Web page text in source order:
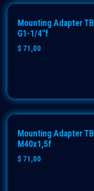
Mounting Adapter TB
G1-1/4"f
$ 71,00
Mounting Adapter TB
M40x1,5f
$ 71,00